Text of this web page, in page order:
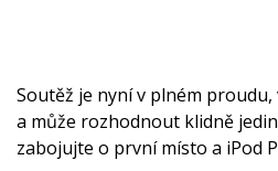
Soutěž je nyní v plném
a může rozhodnout klidně
zabojujte o první místo a iPod